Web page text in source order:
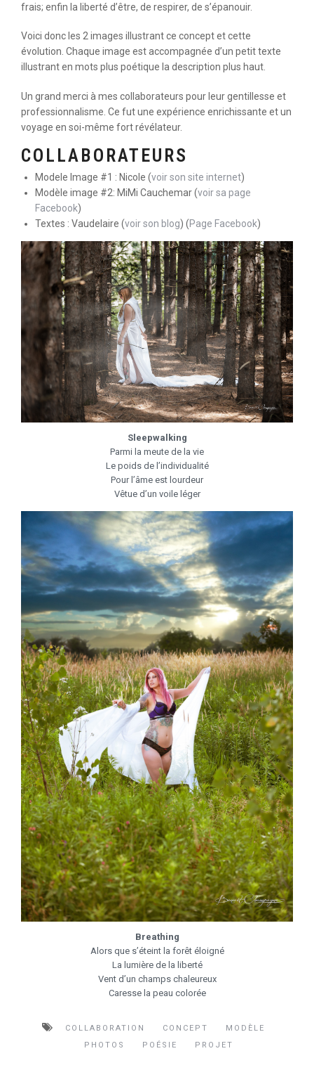
frais; enfin la liberté d’être, de respirer, de s’épanouir.
Voici donc les 2 images illustrant ce concept et cette
évolution. Chaque image est accompagnée d’un petit texte
illustrant en mots plus poétique la description plus haut.
Un grand merci à mes collaborateurs pour leur gentillesse et
professionnalisme. Ce fut une expérience enrichissante et un
voyage en soi-même fort révélateur.
COLLABORATEURS
Modele Image #1 : Nicole (voir son site internet)
Modèle image #2: MiMi Cauchemar (voir sa page
Facebook)
Textes : Vaudelaire (voir son blog) (Page Facebook)
Sleepwalking
Parmi la meute de la vie
Le poids de l’individualité
Pour l’âme est lourdeur
Vêtue d’un voile léger
Breathing
Alors que s’éteint la forêt éloigné
La lumière de la liberté
Vent d’un champs chaleureux
Caresse la peau colorée
COLLABORATION CONCEPT
MODÈLE
PHOTOS
POÉSIE PROJET